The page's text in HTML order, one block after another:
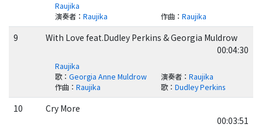
Raujika
演奏者： Raujika 作曲： Raujika
9
With Love feat.Dudley Perkins & Georgia Muldrow
00:04:30
Raujika
歌： Georgia Anne Muldrow 演奏者： Raujika
作曲： Raujika 歌： Dudley Perkins
10
Cry More
00:03:51